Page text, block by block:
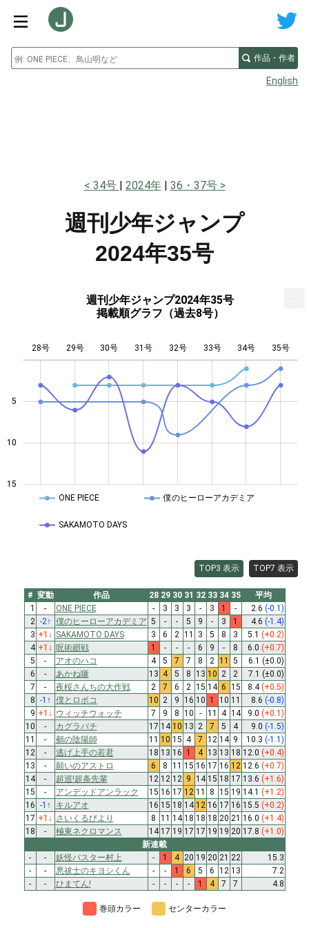
作品・作者
English
34号 2024年 36・37号
週刊少年ジャンプ
2024年35号
週刊少年ジャンプ2024年35号
掲載順グラフ（過去8号）
15
10
5
28号 29号 30号 31号 32号 33号 34号 35号
ONE PIECE 僕のヒーローアカデミア
SAKAMOTO DAYS
TOP3 表示 TOP7 表示
# 変動 作品 28 29 30 31 32 33 34 35
平均
1
- ONE PIECE - 3 3 3 - 3 1 - 2.6 (-0.1)
2 -2↑ 僕のヒーローアカデミア 5 - - 5 9 - 3 1 4.6 (-1.4)
3 +1 ↓ SAKAMOTO DAYS 3 6 2 11 3 5 8 3 5.1 (+0.2)
4 +1 ↓ 呪術廻戦 1 - - - 6 9 - 8 6.0 (+0.7)
5
- アオのハコ 4 5 7 7 8 2 11 5 6.1 (±0.0)
6
- あかね噺 13 4 5 8 13 10 2 2 7.1 (±0.0)
7
- 夜桜さんちの大作戦 2 7 6 2 15 14 6 15 8.4(+0.5)
8 -1 ↑ 僕とロボコ 10 2 9 16 10 1 10 11 8.6 (-0.8)
9 +1 ↓ ウィッチウォッチ 7 9 8 10 - 11 4 14 9.0 (+0.1)
10
- カグラバチ 17 14 10 13 2 7 5 4 9.0 (-1.5)
11
- 鵺の陰陽師 11 10 15 4 7 12 14 9 10.3 (-1.1)
12
- 逃げ上手の若君 18 13 16 1 4 13 13 18 12.0 (+0.4)
13
- 願いのアストロ 6 8 11 15 16 17 16 12 12.6 (+0.7)
14
- 超巡!超条先輩 12 12 12 9 14 15 18 17 13.6 (+1.6)
15
- アンデッドアンラック 15 16 17 12 11 8 15 19 14.1 (+1.2)
16 -1 ↑ キルアオ 16 15 18 14 12 16 17 16 15.5 (+0.2)
17 +1 ↓ さいくるびより 8 11 14 18 18 18 20 21 16.0 (+1.4)
18
- 極東ネクロマンス 14 17 19 17 17 19 19 20 17.8 (+1.0)
新連載
-
- 妖怪バスター村上 - 1 4 20 19 20 21 22
15.3
-
- 悪祓士のキヨシくん - - 1 6 5 6 12 13
7.2
-
- ひまてん! - - - - 1 4 7 7 4.8
巻頭カラー センターカラー